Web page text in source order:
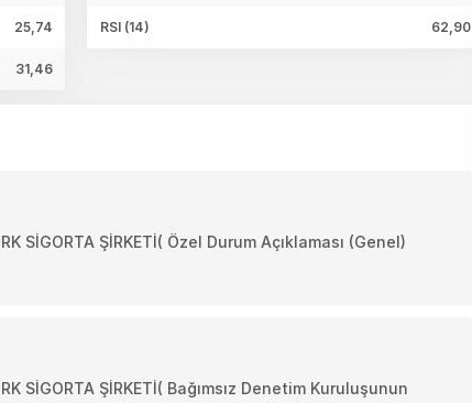
25,74
31,46
RSI (14) 62,90
ŞİRKETİ( Özel Durum Açıklaması (Genel)
SİGORTA ŞİRKETİ( Bağımsız Denetim Kuruluşunun